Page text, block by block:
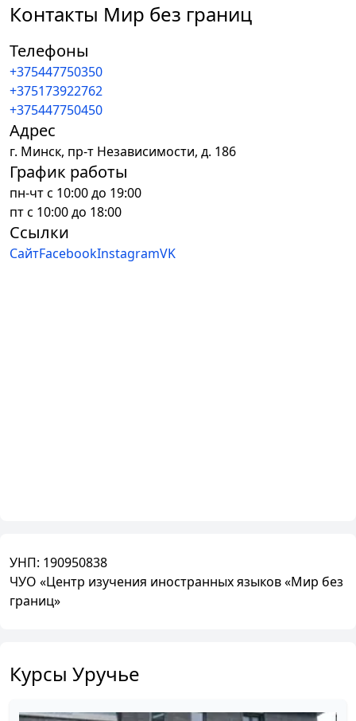
Контакты Мир без границ
Телефоны
+375447750350
+375173922762
+375447750450
Адрес
г. Минск, пр-т Независимости, д. 186
График работы
пн-чт с 10:00 до 19:00
пт с 10:00 до 18:00
Ссылки
СайтFacebookInstagramVK
УНП: 190950838
ЧУО «Центр изучения иностранных языков «Мир без
границ»
Курсы Уручье